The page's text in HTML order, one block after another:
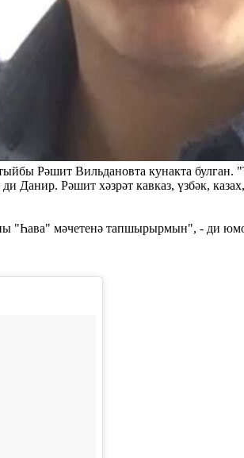
Рәшит Вильдановта кунакта булган.
Данир. Рәшит хәзрәт кавказ, үзбәк,
"Һава" мәчетенә тапшырырмын", - ди